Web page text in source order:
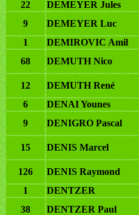
22
DEMEYER Jules
9
DEMEYER Luc
1
DEMIROVIC Amil
68
DEMUTH Nico
12 DEMUTH René
6
DENAI Younes
9
DENIGRO Pascal
15 DENIS Marcel
126 DENIS Raymond
1
DENTZER
38
DENTZER Paul